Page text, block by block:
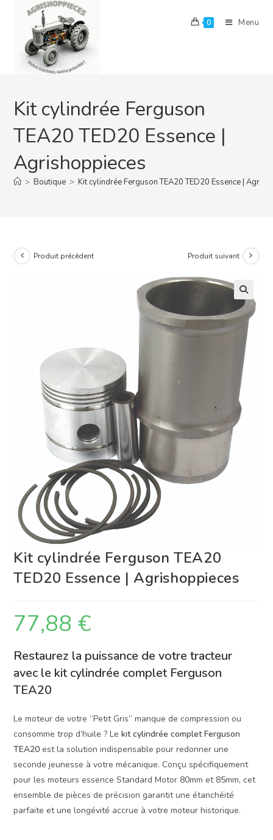
content
0 Menu
Kit cylindrée Ferguson
TEA20 TED20 Essence |
Agrishoppieces
> Boutique > Kit cylindrée Ferguson TEA20 TED20 Essence |
Produit précédent Produit suivant
Kit cylindrée Ferguson TEA20
TED20 Essence | Agrishoppieces
77,88 €
Restaurez la puissance de votre tracteur
avec le kit cylindrée complet Ferguson
TEA20
Le moteur de votre “Petit Gris” manque de compression ou
consomme trop d’huile ? Lekit cylindrée complet Ferguson
TEA20 est la solution indispensable pour redonner une
seconde jeunesse à votre mécanique. Conçu spécifiquement
pour les moteurs essence Standard Motor 80mm et 85mm, cet
ensemble de pièces de précision garantit une étanchéité
parfaite et une longévité accrue à votre moteur historique.